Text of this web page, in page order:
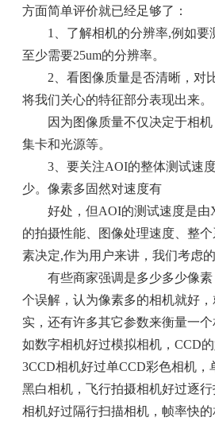
方面简单评价就已经足够了：
1、了解相机的分辨率,例如要
至少需要25um的分辨率。
2、看图像质量是否清晰，对
将我们关心的特征部分表现出来。
因为图像质量不仅决定于相
集卡和光源等。
3、要关注AOI的整体测试速
少。像素多固然对速度有
好处，但AOI的测试速度是
的拍摄性能、图像处理速度、整
素决定,作为用户来讲，我们考虑
有些商家强调是多少多少像
个误解，认为像素多的相机就好
实，还有许多其它参数来衡量一
如数字相机好过模拟相机，CCD的
3CCD相机好过单CCD彩色相机，
黑白相机，飞行拍摄相机好过逐
相机好过隔行扫描相机，帧率快